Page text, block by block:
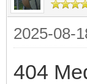
2025-08-
404